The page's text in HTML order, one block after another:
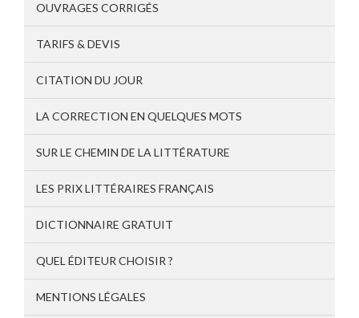
OUVRAGES CORRIGÉS
TARIFS & DEVIS
CITATION DU JOUR
LA CORRECTION EN QUELQUES MOTS
SUR LE CHEMIN DE LA LITTÉRATURE
LES PRIX LITTÉRAIRES FRANÇAIS
DICTIONNAIRE GRATUIT
QUEL ÉDITEUR CHOISIR ?
MENTIONS LÉGALES